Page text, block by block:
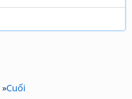
»Cuối